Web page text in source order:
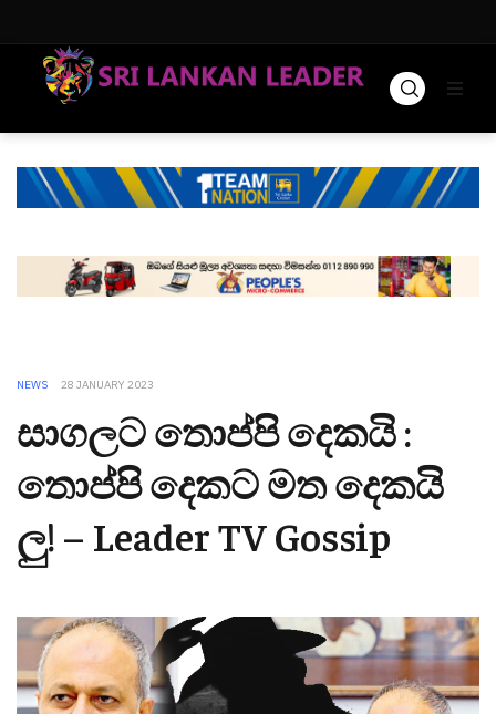
NEWS 28 JANUARY 2023
සාගලට තොප්පි දෙකයි :
තොප්පි දෙකට මත දෙකයි
ලු! – Leader TV Gossip